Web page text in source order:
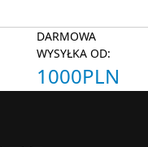
DARMOWA
WYSYŁKA OD:
1000PLN